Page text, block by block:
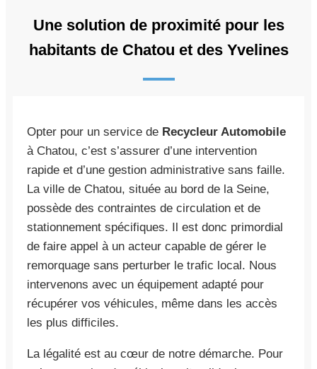
Une solution de proximité pour les
habitants de Chatou et des Yvelines
Opter pour un service de Recycleur Automobile
à Chatou, c’est s’assurer d’une intervention
rapide et d’une gestion administrative sans faille.
La ville de Chatou, située au bord de la Seine,
possède des contraintes de circulation et de
stationnement spécifiques. Il est donc primordial
de faire appel à un acteur capable de gérer le
remorquage sans perturber le trafic local. Nous
intervenons avec un équipement adapté pour
récupérer vos véhicules, même dans les accès
les plus difficiles.
La légalité est au cœur de notre démarche. Pour